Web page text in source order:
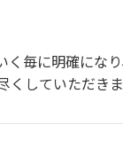
毎に明確にな
していただきま